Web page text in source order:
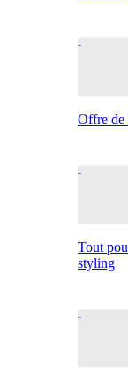
Offre de
Tout
styling